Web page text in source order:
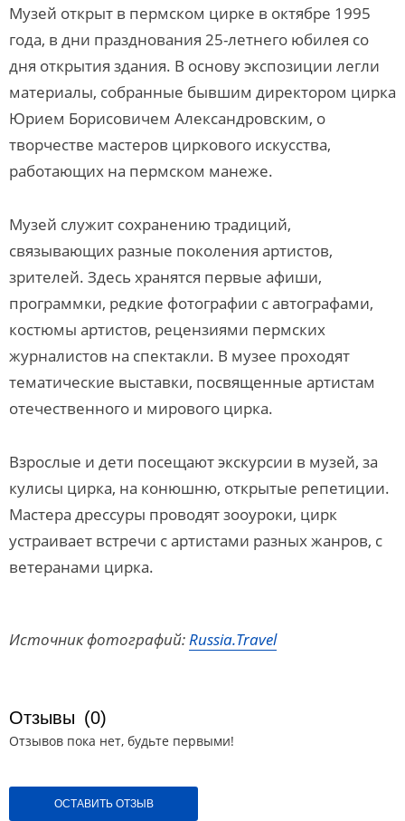
Музей открыт в пермском цирке в октябре 1995
года, в дни празднования 25-летнего юбилея со
дня открытия здания. В основу экспозиции легли
материалы, собранные бывшим директором цирка
Юрием Борисовичем Александровским, о
творчестве мастеров циркового искусства,
работающих на пермском манеже.
Музей служит сохранению традиций,
связывающих разные поколения артистов,
зрителей. Здесь хранятся первые афиши,
программки, редкие фотографии с автографами,
костюмы артистов, рецензиями пермских
журналистов на спектакли. В музее проходят
тематические выставки, посвященные артистам
отечественного и мирового цирка.
Взрослые и дети посещают экскурсии в музей, за
кулисы цирка, на конюшню, открытые репетиции.
Мастера дрессуры проводят зооуроки, цирк
устраивает встречи с артистами разных жанров, с
ветеранами цирка.
Источник фотографий:Russia.Travel
Отзывы (0)
Отзывов пока нет, будьте первыми!
ОСТАВИТЬ ОТЗЫВ